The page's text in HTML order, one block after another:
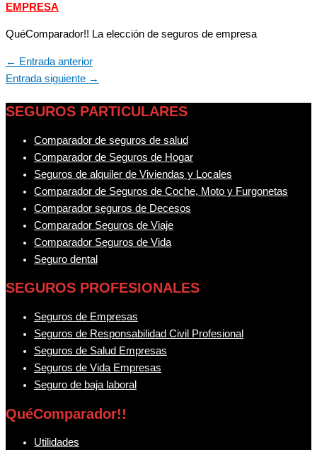
EMPRESA
QuéComparador!! La elección de seguros de empresa
← Entrada anterior
Entrada siguiente →
SEGUROS PARTICULARES
Comparador de seguros de salud
Comparador de Seguros de Hogar
Seguros de alquiler de Viviendas y Locales
Comparador de Seguros de Coche, Moto y Furgonetas
Comparador seguros de Decesos
Comparador Seguros de Viaje
Comparador Seguros de Vida
Seguro dental
SEGUROS PROFESIONALES
Seguros de Empresas
Seguros de Responsabilidad Civil Profesional
Seguros de Salud Empresas
Seguros de Vida Empresas
Seguro de baja laboral
QuéComparador!!
Utilidades